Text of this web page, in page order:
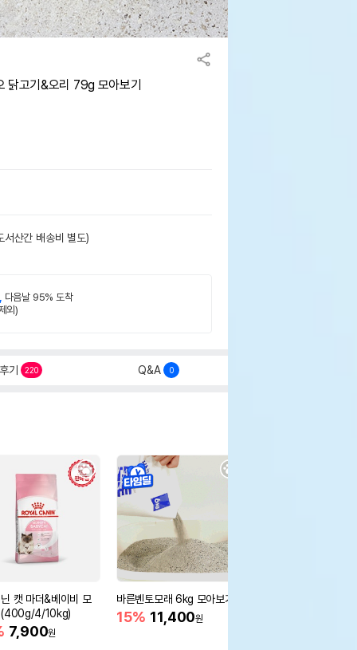
닭고기&오리 79g 모아보기
서산간 배송비 별도)
다음날 95% 도착
외)
후기 220 Q&A 0
캣 마더&베이비 모
(400g/4/10kg)
7,900원
바른벤토모래 6kg 모아보기
15% 11,400원